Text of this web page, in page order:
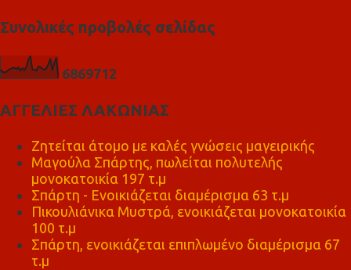
Συνολικές προβολές σελίδας
6869712
ΑΓΓΕΛΙΕΣ ΛΑΚΩΝΙΑΣ
Ζητείται άτομο με καλές γνώσεις μαγειρικής
Μαγούλα Σπάρτης, πωλείται πολυτελής
μονοκατοικία 197 τ.μ
Σπάρτη - Ενοικιάζεται διαμέρισμα 63 τ.μ
Πικουλιάνικα Μυστρά, ενοικιάζεται μονοκατοικία
100 τ.μ
Σπάρτη, ενοικιάζεται επιπλωμένο διαμέρισμα 67
τ.μ